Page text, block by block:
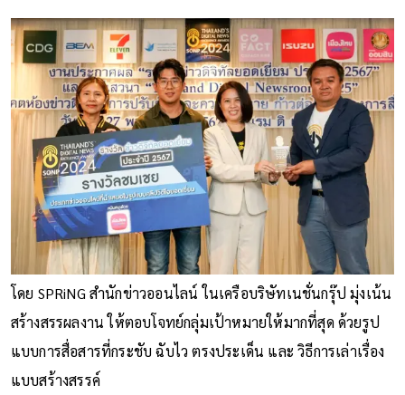
โดย SPRiNG สำนักข่าวออนไลน์ ในเครือบริษัทเนชั่นกรุ๊ป มุ่งเน้น
สร้างสรรผลงาน ให้ตอบโจทย์กลุ่มเป้าหมายให้มากที่สุด ด้วยรูป
แบบการสื่อสารที่กระชับ ฉับไว ตรงประเด็น และ วิธีการเล่าเรื่อง
แบบสร้างสรรค์